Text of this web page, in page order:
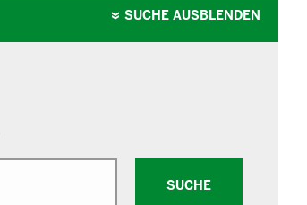
SUCHE AUSBLENDEN
SUCHE